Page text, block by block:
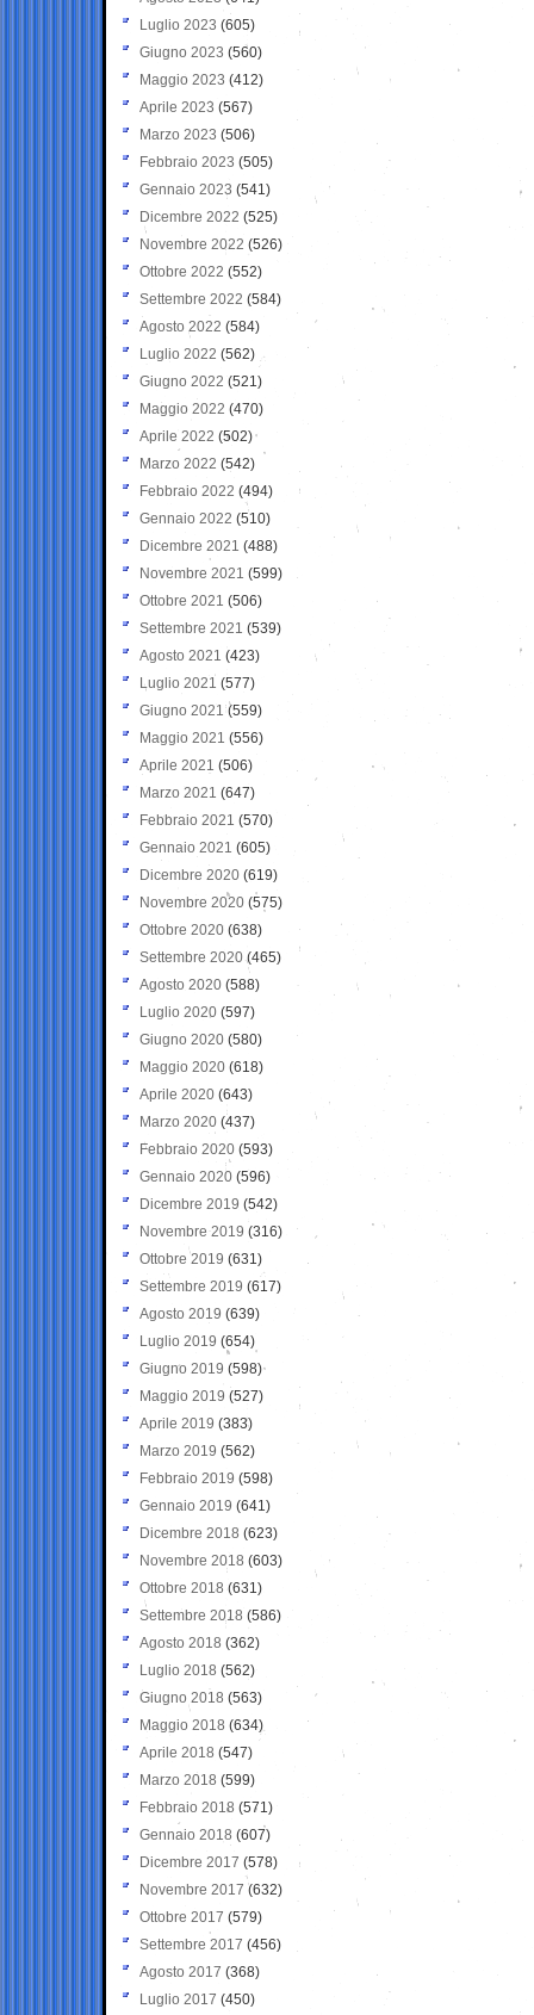
Luglio 2023 (605)
Giugno 2023 (560)
Maggio 2023 (412)
Aprile 2023 (567)
Marzo 2023 (506)
Febbraio 2023 (505)
Gennaio 2023 (541)
Dicembre 2022 (525)
Novembre 2022 (526)
Ottobre 2022 (552)
Settembre 2022 (584)
Agosto 2022 (584)
Luglio 2022 (562)
Giugno 2022 (521)
Maggio 2022 (470)
Aprile 2022 (502)
Marzo 2022 (542)
Febbraio 2022 (494)
Gennaio 2022 (510)
Dicembre 2021 (488)
Novembre 2021 (599)
Ottobre 2021 (506)
Settembre 2021 (539)
Agosto 2021 (423)
Luglio 2021 (577)
Giugno 2021(559)
Maggio 2021 (556)
Aprile 2021 (506)
Marzo 2021 (647)
Febbraio 2021 (570)
Gennaio 2021 (605)
Dicembre 2020 (619)
Novembre 2020 (575)
Ottobre 2020 (638)
Settembre 2020(465)
Agosto 2020 (588)
Luglio 2020 (597)
Giugno 2020 (580)
Maggio 2020 (618)
Aprile 2020 (643)
Marzo 2020 (437)
Febbraio 2020 (593)
Gennaio 2020 (596)
Dicembre 2019 (542)
Novembre 2019 (316)
Ottobre 2019 (631)
Settembre 2019 (617)
Agosto 2019 (639)
Luglio 2019 (654)
Giugno 2019 (598)
Maggio 2019 (527)
Aprile 2019 (383)
Marzo 2019 (562)
Febbraio 2019 (598)
Gennaio 2019 (641)
Dicembre 2018 (623)
Novembre 2018 (603)
Ottobre 2018 (631)
Settembre 2018 (586)
Agosto 2018 (362)
Luglio 2018 (562)
Giugno 2018 (563)
Maggio 2018 (634)
Aprile 2018 (547)
Marzo 2018 (599)
Febbraio 2018 (571)
Gennaio 2018 (607)
Dicembre 2017 (578)
Novembre 2017 (632)
Ottobre 2017 (579)
Settembre 2017 (456)
Agosto 2017 (368)
Luglio 2017 (450)